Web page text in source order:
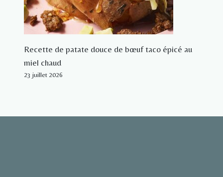
Recette de patate douce de bœuf taco épicé au
miel chaud
23 juillet 2026